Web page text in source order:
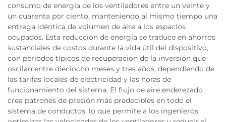
consumo de energía de los ventiladores entre un veinte y
un cuarenta por ciento, manteniendo al mismo tiempo una
entrega idéntica de volumen de aire a los espacios
ocupados. Esta reducción de energía se traduce en ahorros
sustanciales de costos durante la vida útil del dispositivo,
con períodos típicos de recuperación de la inversión que
oscilan entre dieciocho meses y tres años, dependiendo de
las tarifas locales de electricidad y las horas de
funcionamiento del sistema. El flujo de aire enderezado
crea patrones de presión más predecibles en todo el
sistema de conductos, lo que permite a los ingenieros